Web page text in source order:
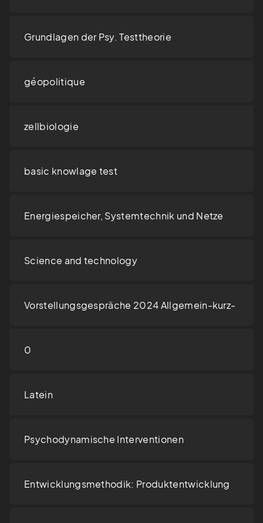
Grundlagen der Psy. Testtheorie
géopolitique
zellbiologie
basic knowlage test
Energiespeicher, Systemtechnik und Netze
Science and technology
Vorstellungsgespräche 2024 Allgemein-kurz-
0
Latein
Psychodynamische Interventionen
Entwicklungsmethodik: Produktentwicklung